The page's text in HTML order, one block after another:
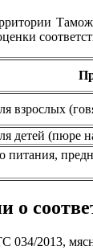
взрослых
детей (пюре
питания,
о
034/2013,